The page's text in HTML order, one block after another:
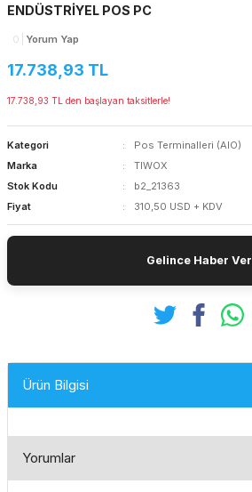
ENDÜSTRİYEL POS PC
0 Yorum Yap
17.738,93 TL
17.738,93 TL den başlayan taksitlerle!
Kategori
Pos Terminalleri (AIO)
Marka
TIWOX
Stok Kodu
b2_21363
Fiyat
310,50 USD + KDV
Gelince Haber Ver
Ürün Bilgisi
Yorumlar